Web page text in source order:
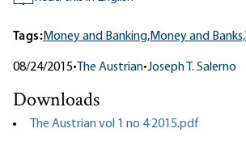
Tags:Money and Banking,Money and Banks,
08/24/2015• The Austrian•Joseph T. Salerno
Downloads
The Austrian vol 1 no 4 2015.pdf